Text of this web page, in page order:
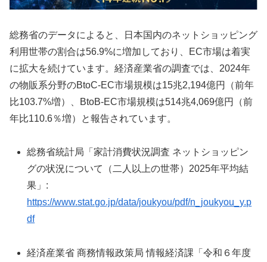
総務省のデータによると、日本国内のネットショッピング
利用世帯の割合は56.9%に増加しており、EC市場は着実
に拡大を続けています。経済産業省の調査では、2024年
の物販系分野のBtoC-EC市場規模は15兆2,194億円（前年
比103.7%増）、BtoB-EC市場規模は514兆4,069億円（前
年比110.6％増）と報告されています。
総務省統計局「家計消費状況調査 ネットショッピン
グの状況について（二人以上の世帯）2025年平均結
果」:
https://www.stat.go.jp/data/joukyou/pdf/n_joukyou_y.p
df
経済産業省 商務情報政策局 情報経済課「令和６年度